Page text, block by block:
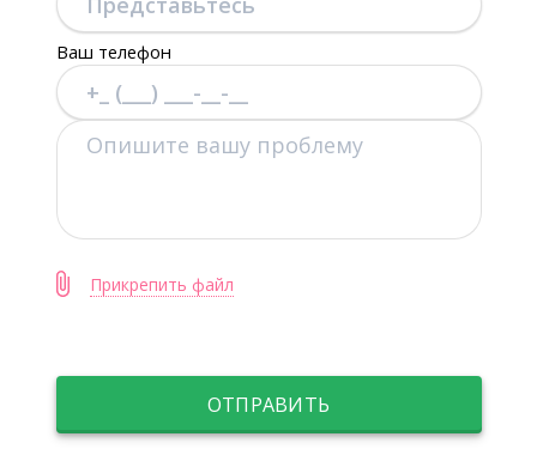
Ваш телефон
Прикрепить файл
ОТПРАВИТЬ